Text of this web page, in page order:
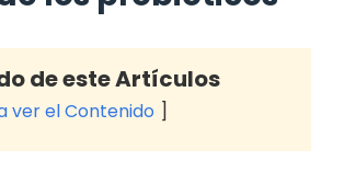
de este Artículos
ver el Contenido